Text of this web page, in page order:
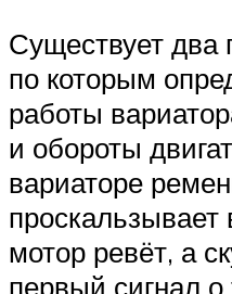
Существует два
по которым
работы
и обороты
вариаторе
мотор ревёт, а
первый сигнал